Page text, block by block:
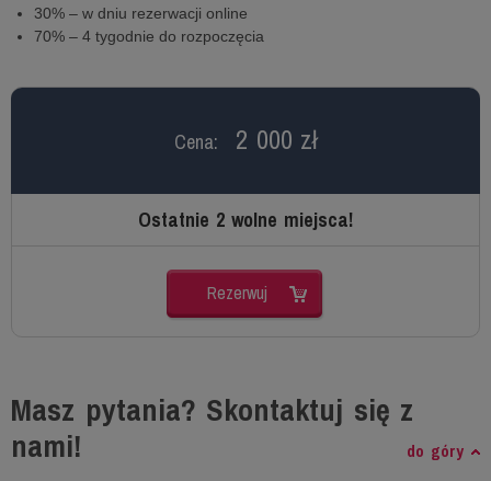
30% – w dniu rezerwacji online
70% – 4 tygodnie do rozpoczęcia
Cena: 2 000 zł
Ostatnie 2 wolne miejsca!
Rezerwuj
Masz pytania? Skontaktuj się z
nami!
do góry